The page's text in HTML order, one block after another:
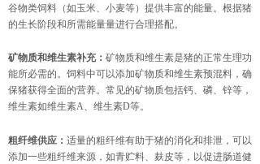
谷物类饲料（如玉米、小麦等）提供丰富的能量。根据猪
的生长阶段和所需能量量进行合理搭配。
矿物质和维生素补充： 矿物质和维生素是猪的正常生理功
能所必需的。饲料中可以添加矿物质和维生素预混料，确
保猪获得全面的营养。常见的矿物质包括钙、磷、锌等，
维生素如维生素A、维生素D等。
粗纤维供应： 适量的粗纤维有助于猪的消化和排泄，可以
添加一些粗纤维来源，如青贮料、麸皮等，以促进肠道健